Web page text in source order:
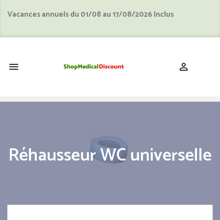
Vacances annuels du 01/08 au 17/08/2026 Inclus
 
Réhausseur WC universelle